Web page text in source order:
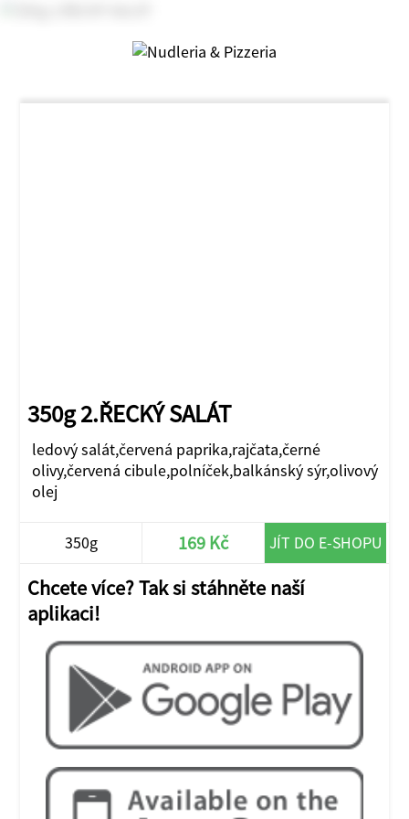
350g 2.ŘECKÝ SALÁT
ledový salát,červená paprika,rajčata,černé
olivy,červená cibule,polníček,balkánský sýr,olivový
olej
350g 169 Kč JÍT DO E-SHOPU
Chcete více? Tak si stáhněte naší
aplikaci!